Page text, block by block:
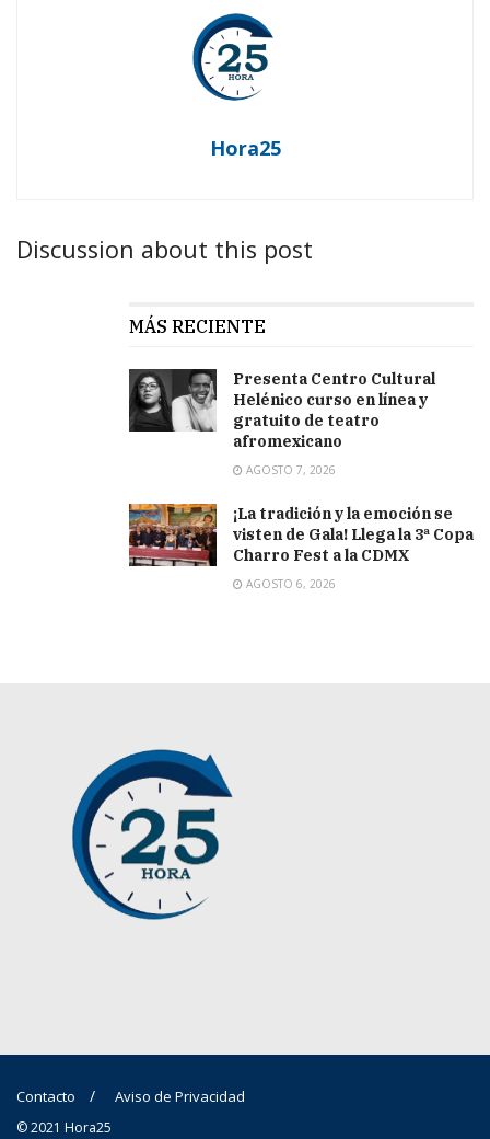
Hora25
Discussion about this post
MÁS RECIENTE
Presenta Centro Cultural
Helénico curso en línea y
gratuito de teatro
afromexicano
AGOSTO 7, 2026
¡La tradición y la emoción se
visten de Gala! Llega la 3ª Copa
Charro Fest a la CDMX
AGOSTO 6, 2026
Contacto Aviso de Privacidad
© 2021 Hora25